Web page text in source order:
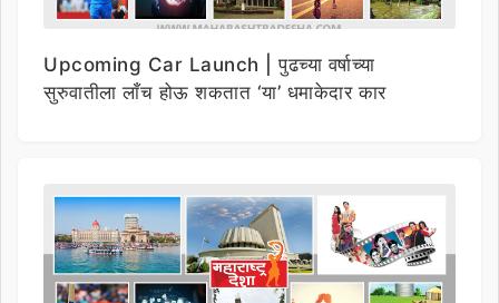
Upcoming Car Launch | पुढच्या वर्षाच्या
सुरुवातीला लाँच होऊ शकतात ‘या’ धमाकेदार कार